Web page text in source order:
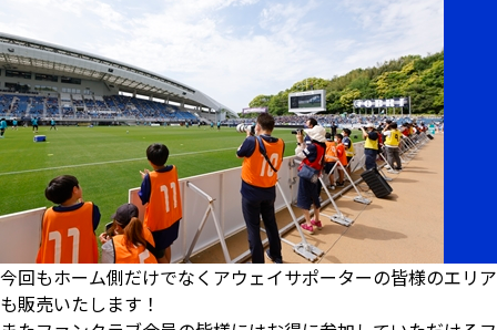
今回もホーム側だけでなくアウェイサポーターの皆様のエリア
も販売いたします！